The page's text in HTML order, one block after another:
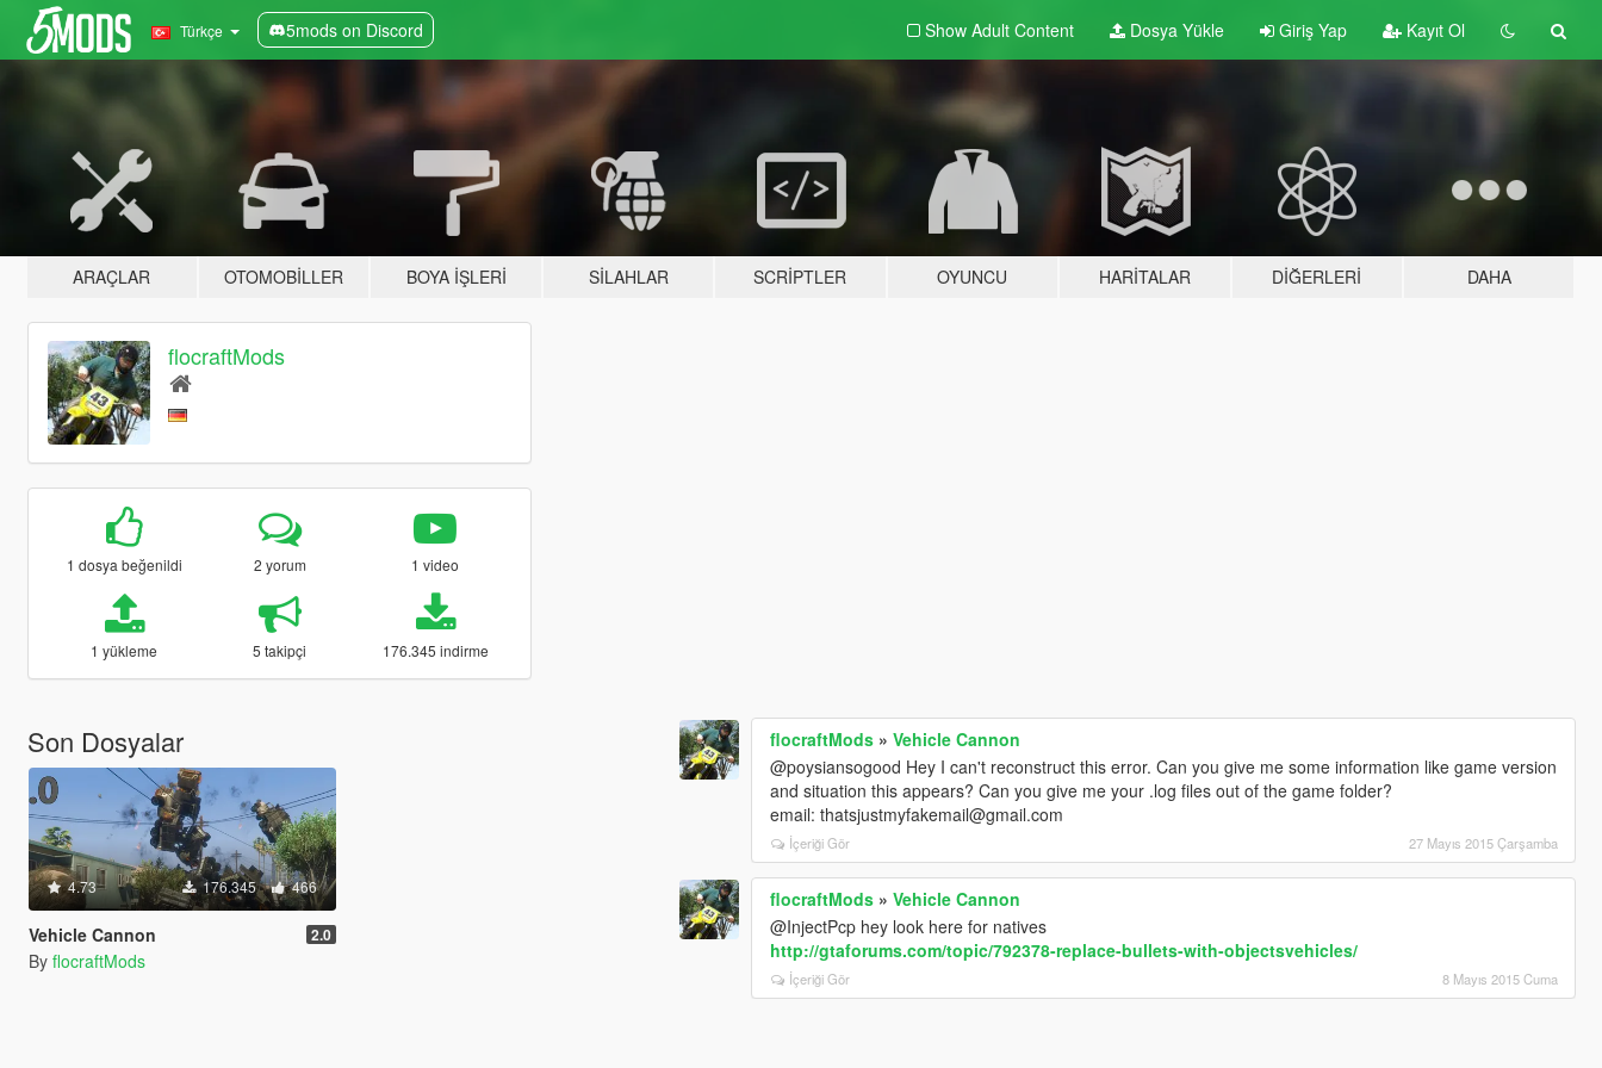
Türkçe 5mods on Discord Show Adult Content Dosya Yükle Giriş Yap Kayıt Ol
ARAÇLAR OTOMOBILLER BOYA İŞLERI SILAHLAR SCRIPTLER OYUNCU HARITALAR DIĞERLERI DAHA
flocraftMods
1 dosya beğenildi 2 yorum 1 video
1 yükleme 5 takipçi 176.345 indirme
Son Dosyalar
4.73 176.345 466
Vehicle Cannon 2.0
By flocraftMods
flocraftMods »Vehicle Cannon
@poysiansogood Hey I can't reconstruct this error. Can you give me some information like game version
and situation this appears? Can you give me your .log files out of the game folder?
email: thatsjustmyfakemail@gmail.com
İçeriği Gör 27 Mayıs 2015 Çarşamba
flocraftMods »Vehicle Cannon
@InjectPcp hey look here for natives
http://gtaforums.com/topic/792378-replace-bullets-with-objectsvehicles/
İçeriği Gör 8 Mayıs 2015 Cuma